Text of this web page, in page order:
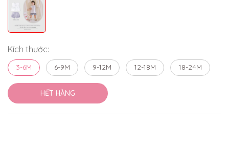
Kích thước:
3-6M 6-9M 9-12M 12-18M 18-24M
HẾT HÀNG